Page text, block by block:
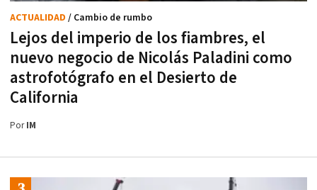
Lejos del imperio de los fiambres, el
nuevo negocio de Nicolás Paladini como
astrofotógrafo en el Desierto de
California
ACTUALIDAD / Cambio de rumbo
PorIM